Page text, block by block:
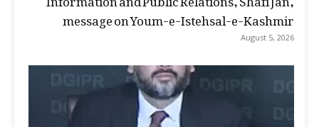
message on Youm-e-Istehsal-e-Kashmir
August 5, 2026